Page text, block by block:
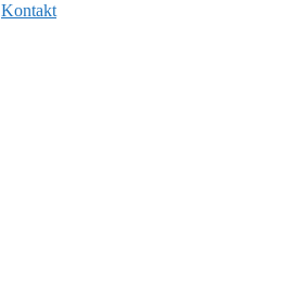
Kontakt